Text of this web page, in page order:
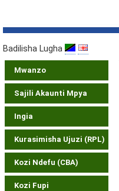
Badilisha Lugha
Mwanzo
Sajili Akaunti Mpya
Ingia
Kurasimisha Ujuzi (RPL)
Kozi Ndefu (CBA)
Kozi Fupi